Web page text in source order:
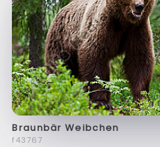
Braunbär Weibchen
f43767